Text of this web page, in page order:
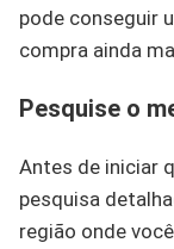
pode conseguir
compra ainda
Pesquise o
Antes de iniciar
pesquisa
região onde